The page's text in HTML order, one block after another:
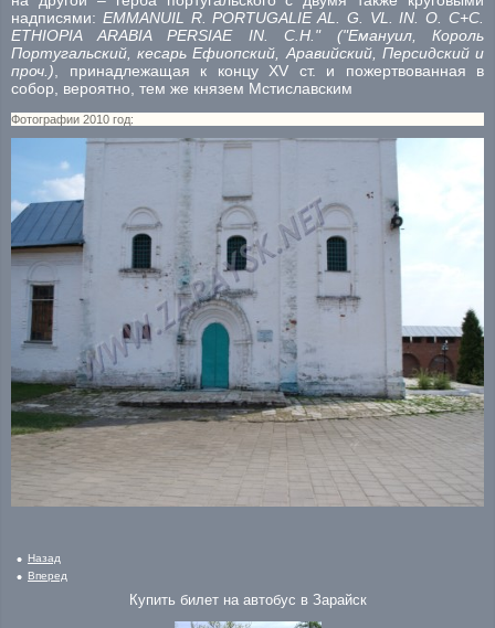
надписями: EMMANUIL R. PORTUGALIE AL. G. VL. IN. O. C+C.
ETHIOPIA ARABIA PERSIAE IN. C.H." ("Емануил, Король
Португальский, кесарь Ефиопский, Аравийский, Персидский и
проч.) , принадлежащая к концу XV ст. и пожертвованная в
собор, вероятно, тем же князем Мстиславским
Фотографии 2010 год:
Назад
Вперед
Купить билет на автобус в Зарайск